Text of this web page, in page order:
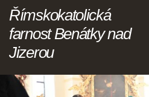
Římskokatolická
farnost Benátky nad
Jizerou